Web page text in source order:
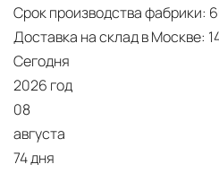
Каждый заказ
реального времени через
мониторинга. Наша
специалистов с опытом
полную сохранность
температурного режима и
Срок производства фабрики:
Доставка на склад в Москве:
Сегодня
2026 год
08
августа
74 дня